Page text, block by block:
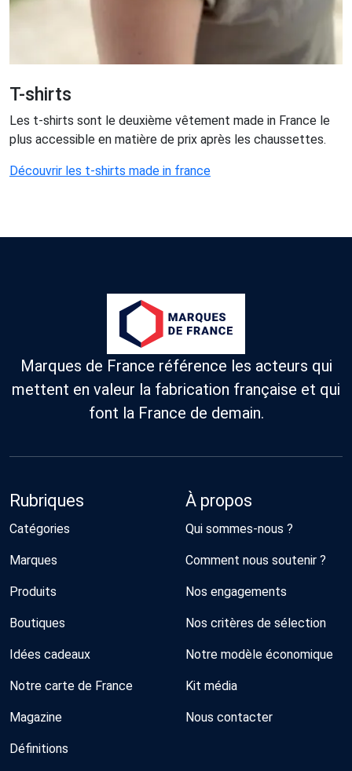
T-shirts
Les t-shirts sont le deuxième vêtement made in France le
plus accessible en matière de prix après les chaussettes.
Découvrir les t-shirts made in france
Marques de France référence les acteurs qui
mettent en valeur la fabrication française et qui
font la France de demain.
Rubriques
Catégories
Marques
Produits
Boutiques
Idées cadeaux
Notre carte de France
Magazine
Définitions
À propos
Qui sommes-nous ?
Comment nous soutenir ?
Nos engagements
Nos critères de sélection
Notre modèle économique
Kit média
Nous contacter